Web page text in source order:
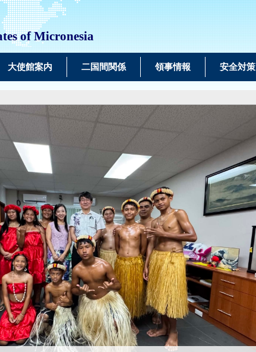
of Micronesia
大使館案内 二国間関係 領事情報 安全対策
ける油漏れ事故対応緊急援助物資（チューク州での技術指